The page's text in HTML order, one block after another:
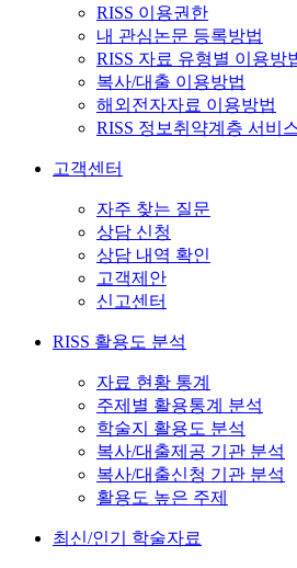
RISS 이용권한
내 관심논문 등록방법
RISS 자료 유형별 이용방
복사/대출 이용방법
해외전자자료 이용방법
RISS 정보취약계층 서비
고객센터
자주 찾는 질문
상담 신청
상담 내역 확인
고객제안
신고센터
RISS 활용도 분석
자료 현황 통계
주제별 활용통계 분석
학술지 활용도 분석
복사/대출제공 기관 분석
복사/대출신청 기관 분석
활용도 높은 주제
최신/인기 학술자료